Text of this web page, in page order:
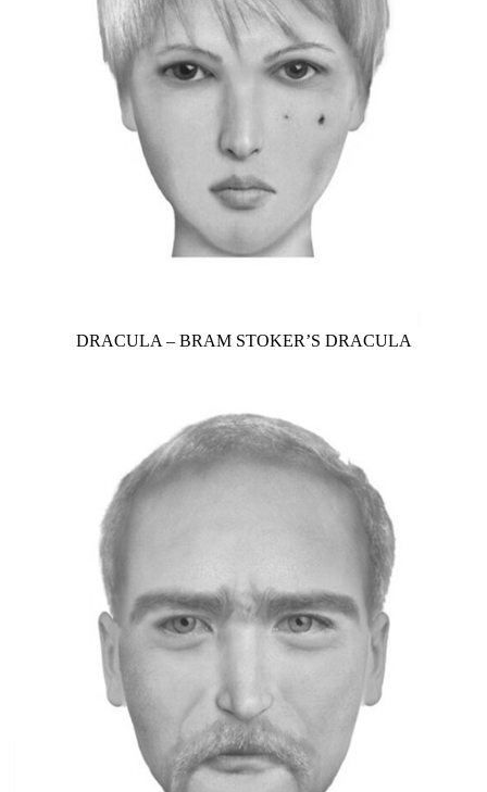
DRACULA – BRAM STOKER’S DRACULA